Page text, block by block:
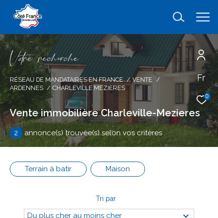
Fr
0
Vore recece
RÉSEAU DE MANDATAIRES EN FRANCE
VENTE
ARDENNES
CHARLEVILLE MEZIERES
Vente immobilière Charleville-Mezieres
2 annonce(s) trouvée(s) selon vos critères
Terrain à batir Maison
Tri par
Du plus cher au moins cher
Effectuer une recherche
et trouver le bien qui correspond à vos
critères
Type
d'offre
Vente
Type
detype de bien